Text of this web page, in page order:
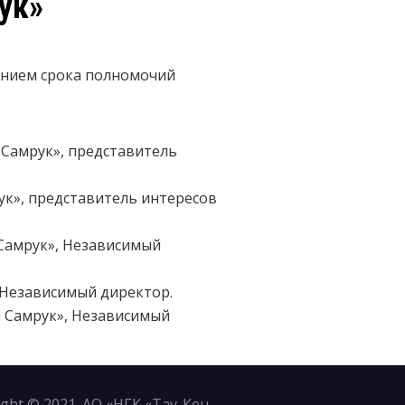
срока полномочий
представитель
представитель интересов
Независимый
директор.
Независимый